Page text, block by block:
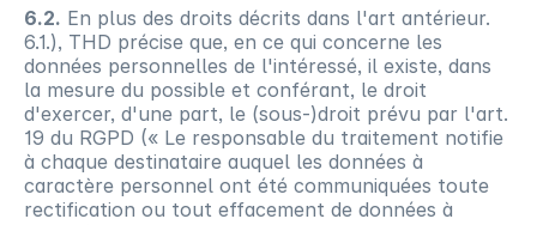
6.2. En plus des droits décrits dans l'art antérieur.
6.1.), THD précise que, en ce qui concerne les
données personnelles de l'intéressé, il existe, dans
la mesure du possible et conférant, le droit
d'exercer, d'une part, le (sous-)droit prévu par l'art.
19 du RGPD (« Le responsable du traitement notifie
à chaque destinataire auquel les données à
caractère personnel ont été communiquées toute
rectification ou tout effacement de données à